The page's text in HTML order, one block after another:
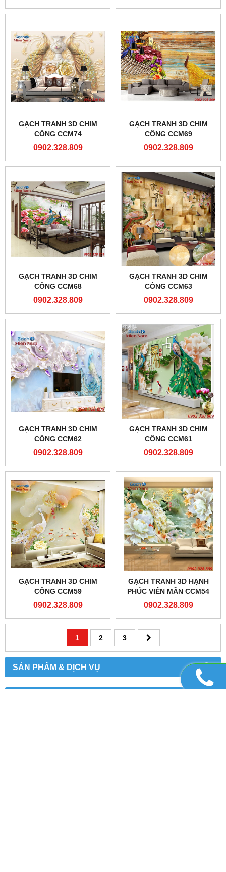
SẢN PHẨM & DỊCH VỤ
GẠCH TRANH 3D CHIM
CÔNG CCM74
0902.328.809
GẠCH TRANH 3D CHIM
CÔNG CCM69
0902.328.809
GẠCH TRANH 3D CHIM
CÔNG CCM68
0902.328.809
GẠCH TRANH 3D CHIM
CÔNG CCM63
0902.328.809
GẠCH TRANH 3D CHIM
CÔNG CCM62
0902.328.809
GẠCH TRANH 3D CHIM
CÔNG CCM61
0902.328.809
GẠCH TRANH 3D CHIM
CÔNG CCM59
0902.328.809
GẠCH TRANH 3D HẠNH
PHÚC VIÊN MÃN CCM54
0902.328.809
1 2 3